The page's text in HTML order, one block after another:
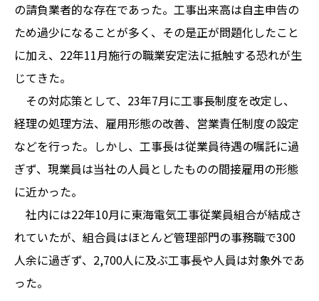
の請負業者的な存在であった。工事出来高は自主申告の
ため過少になることが多く、その是正が問題化したこと
に加え、22年11月施行の職業安定法に抵触する恐れが生
じてきた。
その対応策として、23年7月に工事長制度を改定し、
経理の処理方法、雇用形態の改善、営業責任制度の設定
などを行った。しかし、工事長は従業員待遇の嘱託に過
ぎず、現業員は当社の人員としたものの間接雇用の形態
に近かった。
社内には22年10月に東海電気工事従業員組合が結成さ
れていたが、組合員はほとんど管理部門の事務職で300
人余に過ぎず、2,700人に及ぶ工事長や人員は対象外であ
った。